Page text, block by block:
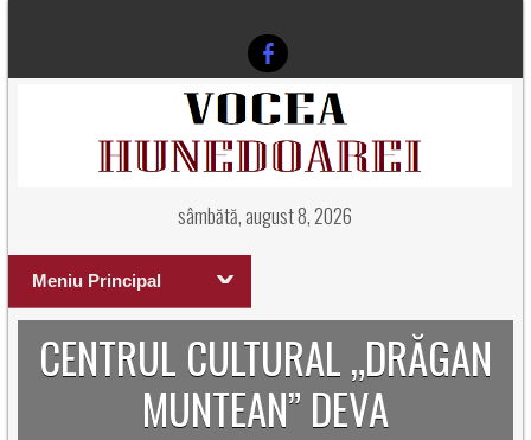
sâmbătă, august 8, 2026
Meniu Principal
CENTRUL CULTURAL „DRĂGAN
MUNTEAN” DEVA